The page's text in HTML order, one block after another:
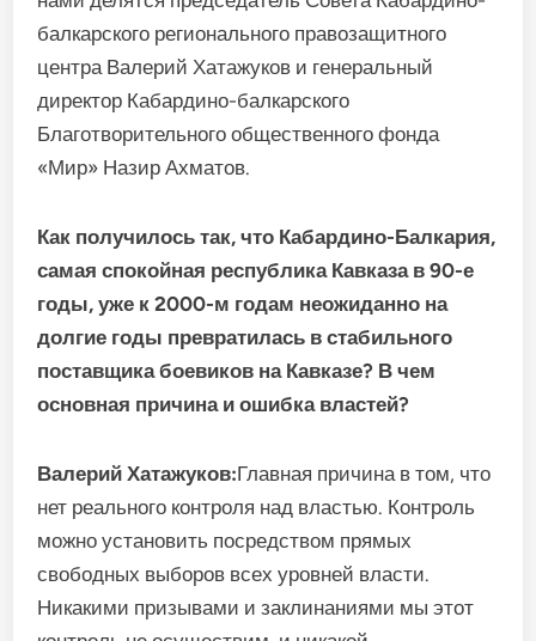
балкарского регионального правозащитного
центра Валерий Хатажуков и генеральный
директор Кабардино-балкарского
Благотворительного общественного фонда
«Мир» Назир Ахматов.
Как получилось так, что Кабардино-Балкария,
самая спокойная республика Кавказа в 90-е
годы, уже к 2000-м годам неожиданно на
долгие годы превратилась в стабильного
поставщика боевиков на Кавказе? В чем
основная причина и ошибка властей?
Валерий Хатажуков:Главная причина в том, что
нет реального контроля над властью. Контроль
можно установить посредством прямых
свободных выборов всех уровней власти.
Никакими призывами и заклинаниями мы этот